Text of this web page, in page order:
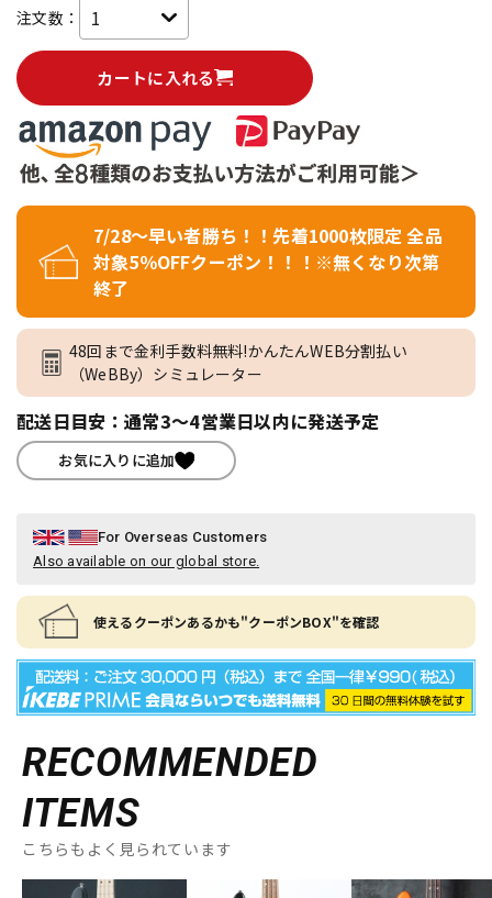
注文数：
カートに入れる
7/28～早い者勝ち！！先着1000枚限定 全品
対象5％OFFクーポン！！！※無くなり次第
終了
48回まで金利手数料無料!かんたんWEB分割払い
（WeBBy）シミュレーター
配送日目安：通常3～4営業日以内に発送予定
お気に入りに追加
For Overseas Customers
Also available on our global store.
使えるクーポンあるかも"クーポンBOX"を確認
RECOMMENDED
ITEMS
こちらもよく見られています